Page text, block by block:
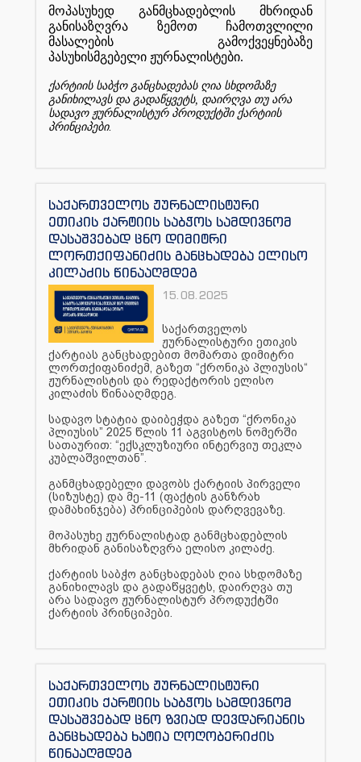
მოპასუხედ განმცხადებლის
მხრიდან
განისაზღვრა
ზემოთ
ჩამოთვლილი
მასალების
გამოქვეყნებაზე
პასუხისმგებელი ჟურნალისტები.
ქარტიის საბჭო განცხადებას ღია სხდომაზე
განიხილავს და გადაწყვეტს, დაირღვა თუ არა
სადავო ჟურნალისტურ პროდუქტში ქარტიის
პრინციპები.
საქართველოს ჟურნალისტური
ეთიკის ქარტიის საბჭოს სამდივნომ
დასაშვებად ცნო დიმიტრი
ლორთქიფანიძის განცხადება ელისო
კილაძის წინააღმდეგ
15.08.2025
საქართველოს
ჟურნალისტური ეთიკის
ქარტიას განცხადებით მომართა დიმიტრი
ლორთქიფანიძემ, გაზეთ “ქრონიკა პლიუსის“
ჟურნალისტის და რედაქტორის ელისო
კილაძის წინააღმდეგ.
სადავო სტატია დაიბეჭდა გაზეთ “ქრონიკა
პლიუსის” 2025 წლის 11 აგვისტოს ნომერში
სათაურით: “ექსკლუზიური ინტერვიუ თეკლა
კუბლაშვილთან”.
განმცხადებელი დავობს ქარტიის პირველი
(სიზუსტე) და მე-11 (ფაქტის განზრახ
დამახინჯება) პრინციპების დარღვევაზე.
მოპასუხე ჟურნალისტად განმცხადებლის
მხრიდან განისაზღვრა ელისო კილაძე.
ქარტიის საბჭო განცხადებას ღია სხდომაზე
განიხილავს და გადაწყვეტს, დაირღვა თუ
არა სადავო ჟურნალისტურ პროდუქტში
ქარტიის პრინციპები.
საქართველოს ჟურნალისტური
ეთიკის ქარტიის საბჭოს სამდივნომ
დასაშვებად ცნო ზვიად დევდარიანის
განცხადება ხატია ღოღობერიძის
წინააღმდეგ